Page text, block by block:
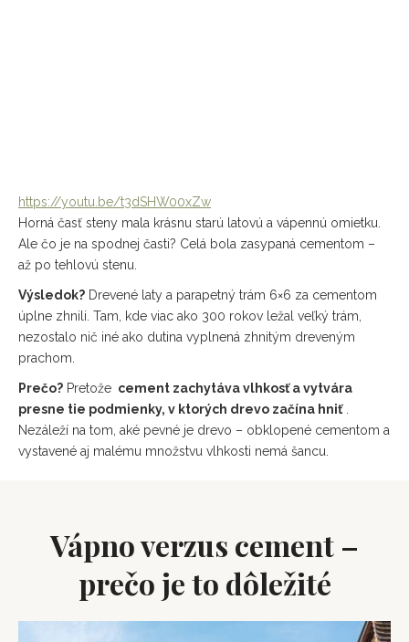
https://youtu.be/t3dSHW00xZw
Horná časť steny mala krásnu starú latovú a vápennú omietku.
Ale čo je na spodnej časti? Celá bola zasypaná cementom –
až po tehlovú stenu.
Výsledok? Drevené laty a parapetný trám 6×6 za cementom
úplne zhnili. Tam, kde viac ako 300 rokov ležal veľký trám,
nezostalo nič iné ako dutina vyplnená zhnitým dreveným
prachom.
Prečo? Pretože cement zachytáva vlhkosť a vytvára
presne tie podmienky, v ktorých drevo začína hniť.
Nezáleží na tom, aké pevné je drevo – obklopené cementom a
vystavené aj malému množstvu vlhkosti nemá šancu.
Vápno verzus cement –
prečo je to dôležité